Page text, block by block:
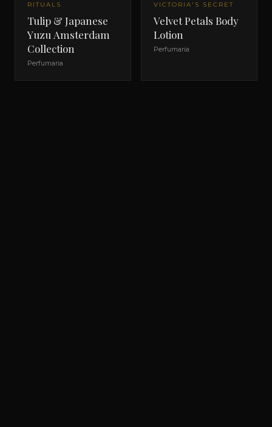
RITUALS
Tulip & Japanese
Yuzu Amsterdam
Collection
Perfumaria
VICTORIA'S SECRET
Velvet Petals Body
Lotion
Perfumaria